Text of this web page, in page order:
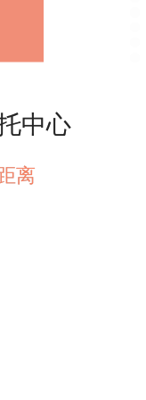
中心
离
中心
离